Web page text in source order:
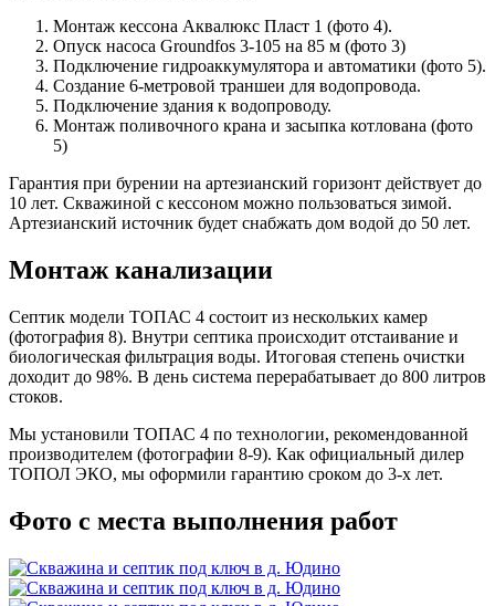
Монтаж кессона Аквалюкс Пласт 1 (фото 4).
Опуск насоса Groundfos 3-105 на 85 м (фото 3)
Подключение гидроаккумулятора и автоматики (фото 5).
Создание 6-метровой траншеи для водопровода.
Подключение здания к водопроводу.
Монтаж поливочного крана и засыпка котлована (фото
5)
Гарантия при бурении на артезианский горизонт действует до
10 лет. Скважиной с кессоном можно пользоваться зимой.
Артезианский источник будет снабжать дом водой до 50 лет.
Монтаж канализации
Септик модели ТОПАС 4 состоит из нескольких камер
(фотография 8). Внутри септика происходит отстаивание и
биологическая фильтрация воды. Итоговая степень очистки
доходит до 98%. В день система перерабатывает до 800 литров
стоков.
Мы установили ТОПАС 4 по технологии, рекомендованной
производителем (фотографии 8-9). Как официальный дилер
ТОПОЛ ЭКО, мы оформили гарантию сроком до 3-х лет.
Фото с места выполнения работ